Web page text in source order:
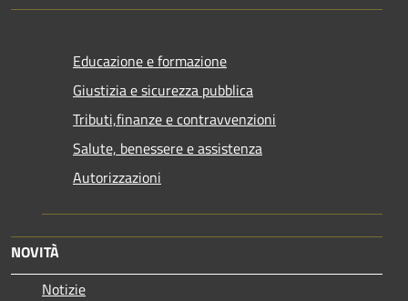
Educazione e formazione
Giustizia e sicurezza pubblica
Tributi,finanze e contravvenzioni
Salute, benessere e assistenza
Autorizzazioni
NOVITÀ
Notizie